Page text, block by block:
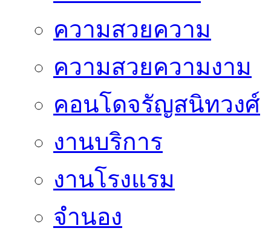
ความสวยความ
ความสวยความงาม
คอนโดจรัญสนิทวงศ์
งานบริการ
งานโรงแรม
จำนอง